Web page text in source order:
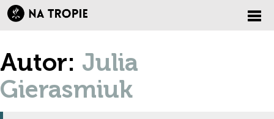
Autor: Julia
Gierasmiuk